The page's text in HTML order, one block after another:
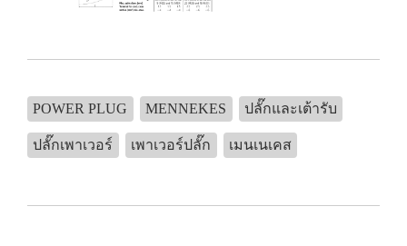
POWER PLUG MENNEKES ปลั๊กและเต้ารับ
ปลั๊กเพาเวอร์ เพาเวอร์ปลั๊ก เมนเนเคส